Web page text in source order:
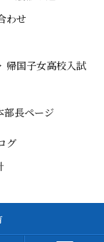
わせ
帰国子女高校入試
部長ページ
グ